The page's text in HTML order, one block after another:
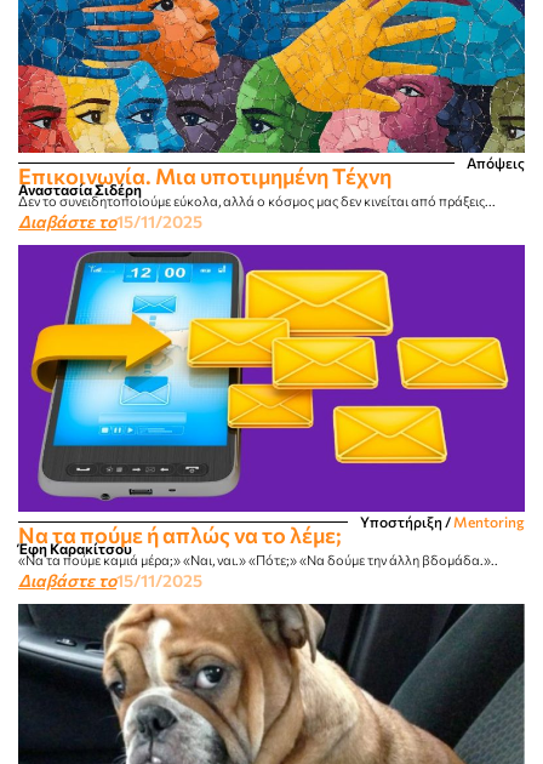
Απόψεις
Επικοινωνία. Μια υποτιμημένη Τέχνη
Αναστασία Σιδέρη
Δεν το συνειδητοποιούμε εύκολα, αλλά ο κόσμος μας δεν κινείται από πράξεις...
Διαβάστε το15/11/2025
Υποστήριξη / Mentoring
Να τα πούμε ή απλώς να το λέμε;
Έφη Καρακίτσου
«Να τα πούμε καμιά μέρα;» «Ναι, ναι.» «Πότε;» «Να δούμε την άλλη βδομάδα.»..
Διαβάστε το15/11/2025